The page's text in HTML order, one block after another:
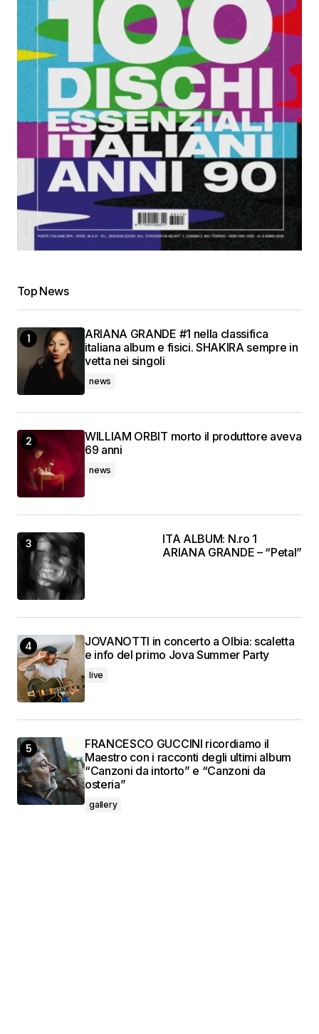
Top News
ARIANA GRANDE #1 nella classifica
italiana album e fisici. SHAKIRA sempre in
vetta nei singoli
news
WILLIAM ORBIT morto il produttore aveva
69 anni
news
ITA ALBUM: N.ro 1
ARIANA GRANDE – “Petal”
JOVANOTTI in concerto a Olbia: scaletta
e info del primo Jova Summer Party
live
FRANCESCO GUCCINI ricordiamo il
Maestro con i racconti degli ultimi album
“Canzoni da intorto” e “Canzoni da
osteria”
gallery